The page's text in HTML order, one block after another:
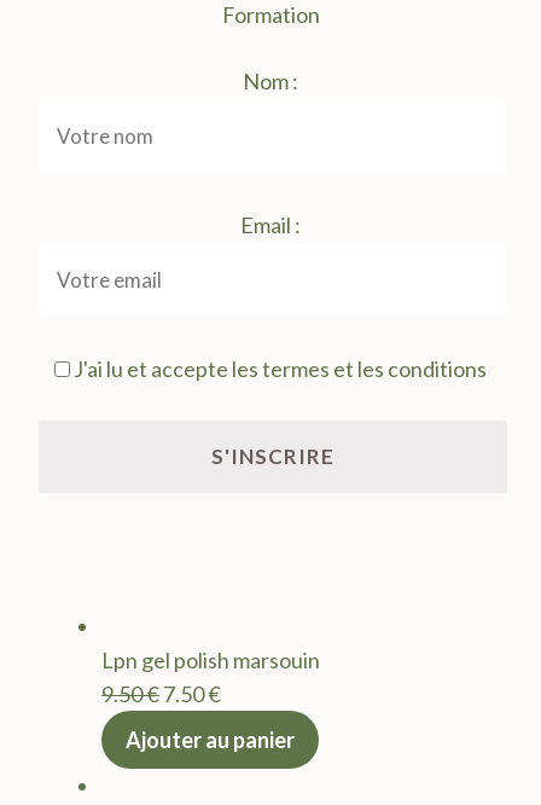
Formation
Nom :
Email :
J'ai lu et accepte les termes et les conditions
Lpn gel polish marsouin
9.50€Le
prix
7.50€Le
actuel
Ajouter au panier